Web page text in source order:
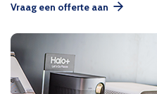
Vraag een offerte aan